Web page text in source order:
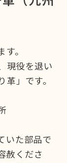
。
現役を退い
」です。
いた部品で
赦くださ